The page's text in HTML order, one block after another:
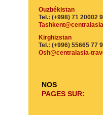
Ouzbékistan
Tel.: (+998) 71 20002
Kirghizstan
Tel.: (+996) 55665 77
Osh@centralasia-
NOS
PAGES SUR: